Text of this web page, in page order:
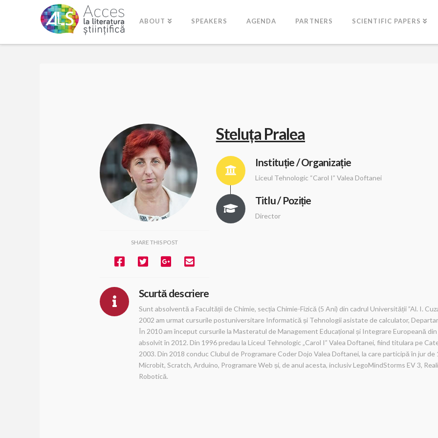
ABOUT SPEAKERS AGENDA PARTNERS SCIENTIFIC PAPERS
SHARE THIS POST
Steluța Pralea
Instituție / Organizație
Liceul Tehnologic “Carol I” Valea Doftanei
Titlu / Poziție
Director
Scurtă descriere
Sunt absolventă a Facultății de Chimie, secția Chimie-Fizică (5 Ani) din cadrul Universității ”Al. I.
2002 am urmat cursurile postuniversitare Informatică și Tehnologii asistate de calculator,
În 2010 am început cursurile la Masteratul de Management Educațional și Integrare Europeană
absolvit în 2012. Din 1996 predau la Liceul Tehnologic „Carol I” Valea Doftanei, fiind titulara pe
2003. Din 2018 conduc Clubul de Programare Coder Dojo Valea Doftanei, la care participă în jur
Microbit, Scratch, Arduino, Programare Web și, de anul acesta, inclusiv LegoMindStorms EV 3,
Robotică.